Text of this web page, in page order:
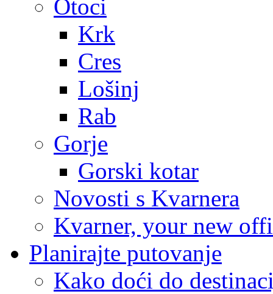
Otoci
Krk
Cres
Lošinj
Rab
Gorje
Gorski kotar
Novosti s Kvarnera
Kvarner, your new
Planirajte putovanje
Kako doći do